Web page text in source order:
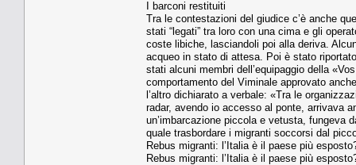
I barconi restituiti
Tra le contestazioni del giudice c’è anche
stati “legati” tra loro con una cima e gli
coste libiche, lasciandoli poi alla deriva.
acqueo in stato di attesa. Poi è stato
stati alcuni membri dell’equipaggio della
comportamento del Viminale approvato
l’altro dichiarato a verbale: «Tra le
radar, avendo io accesso al ponte, arrivava
un’imbarcazione piccola e vetusta, fungeva
quale trasbordare i migranti soccorsi dal
Rebus migranti: l’Italia è il paese più
Rebus migranti: l’Italia è il paese più